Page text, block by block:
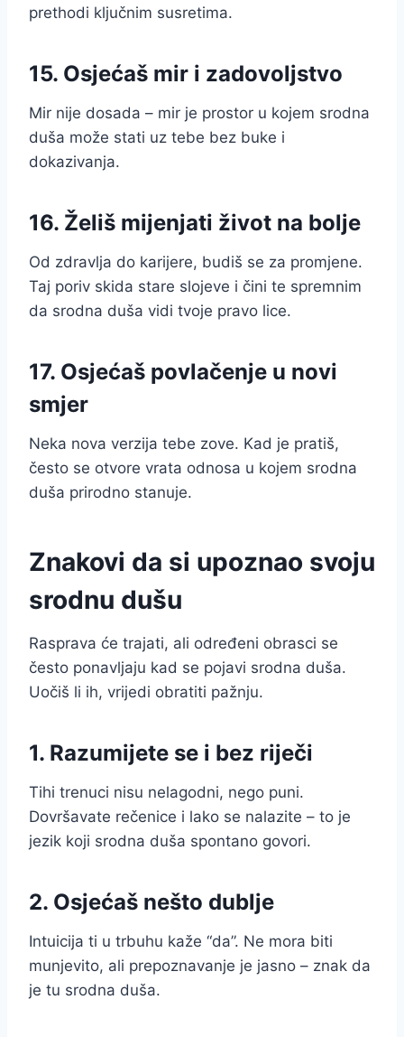
prethodi ključnim susretima.
15. Osjećaš mir i zadovoljstvo
Mir nije dosada – mir je prostor u kojem srodna
duša može stati uz tebe bez buke i
dokazivanja.
16. Želiš mijenjati život na bolje
Od zdravlja do karijere, budiš se za promjene.
Taj poriv skida stare slojeve i čini te spremnim
da srodna duša vidi tvoje pravo lice.
17. Osjećaš povlačenje u novi
smjer
Neka nova verzija tebe zove. Kad je pratiš,
često se otvore vrata odnosa u kojem srodna
duša prirodno stanuje.
Znakovi da si upoznao svoju
srodnu dušu
Rasprava će trajati, ali određeni obrasci se
često ponavljaju kad se pojavi srodna duša.
Uočiš li ih, vrijedi obratiti pažnju.
1. Razumijete se i bez riječi
Tihi trenuci nisu nelagodni, nego puni.
Dovršavate rečenice i lako se nalazite – to je
jezik koji srodna duša spontano govori.
2. Osjećaš nešto dublje
Intuicija ti u trbuhu kaže “da”. Ne mora biti
munjevito, ali prepoznavanje je jasno – znak da
je tu srodna duša.